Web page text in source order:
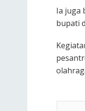
Ia juga
bupati